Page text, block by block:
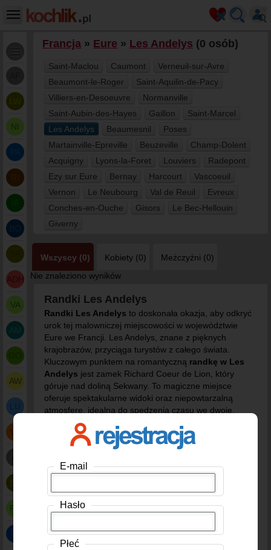
NI
ADH
VA
AW
VA
PR
Francja » Eure » Les Andelys (0 osób)
Saint-Maclou Caumont
Verneuil-sur-Avre
Beaumont-le-Roger
Saint-Aquilin-de-Pacy
Villiers-en-Desoeuvre
Normanville
Saint-Aubin-des-Hayes
Gaillon
Saint-Marcel
Les Andelys
Beaumesnil
Poses
Martainville-Epreville
Beuzeville
Champ-Dolent
Acquigny
Lyons-la-Foret Louviers
Radepont
Ezy sur Eure
Bernay Harcourt
Vascoeuil
Vernon
Le Neubourg Val de Reuil
Evreux
Conches-en-Ouche
Gisors
Le Bec-Hellouin
Giverny
Wszyscy (0) Kobiety (0)
Meżczyźni (0)
Nie znaleziono wyników
Randki Les Andelys
Randki Les Andelys to doskonała okazja, aby odkryć
urok tej malowniczej miejscowości w województwie
Eure we Francji. Les Andelys, znane z pięknych
krajobrazów, przyciąga turystów z całego świata.
Kluczowym punktem na romantyczną randkę w Les
Andelys jest zamek Richard Coeur de Lion, który
góruje nad doliną Sekwany. To magiczne miejsce
oferuje spektakularne widoki oraz niepowtarzalną
atmosferę, idealną do spędzenia czasu we dwoje.
Statystyki pokazują, że Les Andelys to popularny
kierunek w regionie Normandii, z rosnącą liczbą
naszego portalu randkowego kochlik.pl, aby znaleźć
Les Andelys dating to również wspaniała szansa na
poznanie kogoś wyjątkowego, na przykład podczas
Nie czekaj, zorganizuj swoją idealnąrandkęw Les
E-mail
Hasło
Płeć